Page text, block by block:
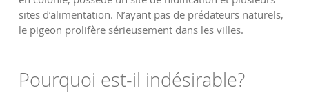
sites d’alimentation. N’ayant pas de prédateurs naturels,
le pigeon prolifère sérieusement dans les villes.
Pourquoi est-il indésirable?